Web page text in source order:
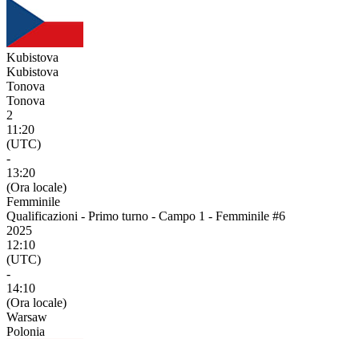
Kubistova
Kubistova
Tonova
Tonova
2
11:20
(UTC)
-
13:20
(Ora locale)
Femminile
Qualificazioni - Primo turno - Campo 1 - Femminile #6
2025
12:10
(UTC)
-
14:10
(Ora locale)
Warsaw
Polonia